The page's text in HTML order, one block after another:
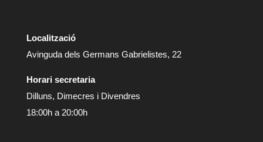
Localització
Avinguda dels Germans Gabrielistes, 22
Horari secretaria
Dilluns, Dimecres i Divendres
18:00h a 20:00h